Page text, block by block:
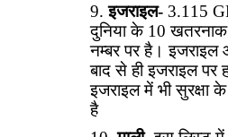
इजराइल- 3.115
दुनिया के 10 खतरनाक
नम्बर पर है।
बाद से ही इजराइल
इजराइल में भी सुरक्षा
है